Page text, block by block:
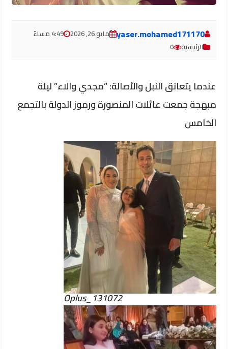
yaser.mohamed171170 مايو 26, 2026
4:49 مساءً
الرئيسية
0
عندما يتعانق النبل والأصالة: “مجدي والاء” ليلة
مبهجة جمعت عائلات المنصورة ورموز الدولة بالتجمع
الخامس
Oplus_131072